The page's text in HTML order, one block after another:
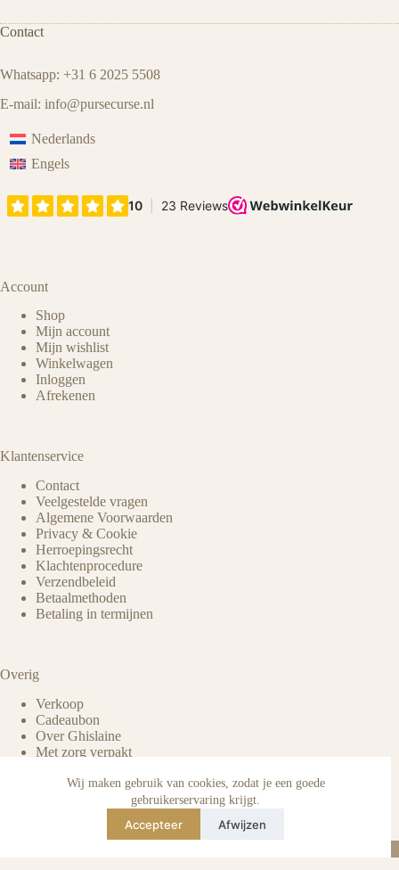
Wij maken gebruik van cookies, zodat je een goede
gebruikerservaring krijgt.
Accepteer Afwijzen
Contact
Whatsapp: +31 6 2025 5508
E-mail: info@pursecurse.nl
Nederlands
Engels
Account
Shop
Mijn account
Mijn wishlist
Winkelwagen
Inloggen
Afrekenen
Klantenservice
Contact
Veelgestelde vragen
Algemene Voorwaarden
Privacy & Cookie
Herroepingsrecht
Klachtenprocedure
Verzendbeleid
Betaalmethoden
Betaling in termijnen
Overig
Verkoop
Cadeaubon
Over Ghislaine
Met zorg verpakt
Verzorging & onderhoud
Echtheid van reviews